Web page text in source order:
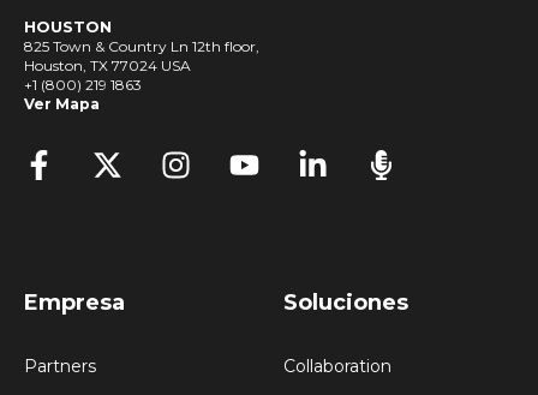
HOUSTON
825 Town & Country Ln 12th floor,
Houston, TX 77024 USA
+1 (800) 219 1863
Ver Mapa
Empresa
Partners
Soluciones
Collaboration